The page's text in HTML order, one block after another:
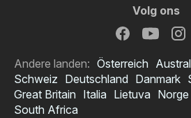
Volg ons
Andere landen: Österreich
Schweiz Deutschland Danmark
Great Britain Italia Lietuva Norge
South Africa